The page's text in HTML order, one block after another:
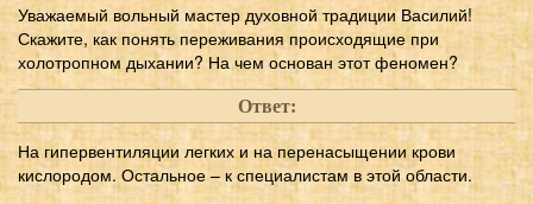
Уважаемый вольный мастер духовной традиции Василий!
Скажите, как понять переживания происходящие при
холотропном дыхании? На чем основан этот феномен?
Ответ:
На гипервентиляции легких и на перенасыщении крови
кислородом. Остальное – к специалистам в этой области.